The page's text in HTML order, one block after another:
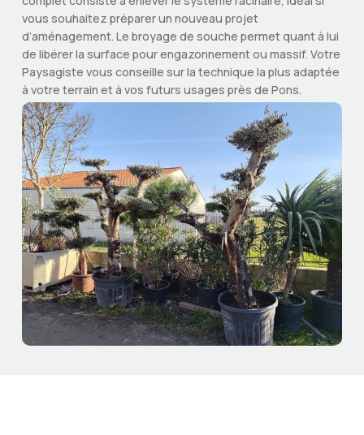
vous souhaitez préparer un nouveau projet
d’aménagement. Le broyage de souche permet quant à lui
de libérer la surface pour engazonnement ou massif. Votre
Paysagiste vous conseille sur la technique la plus adaptée
à votre terrain et à vos futurs usages près de Pons.